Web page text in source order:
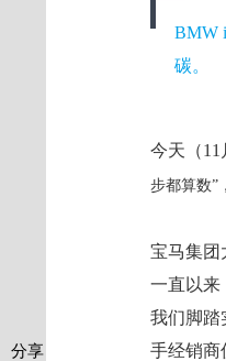
分享
BMW
碳。
今天（
步都算数”
宝马集团
一直以来
我们脚踏
手经销商